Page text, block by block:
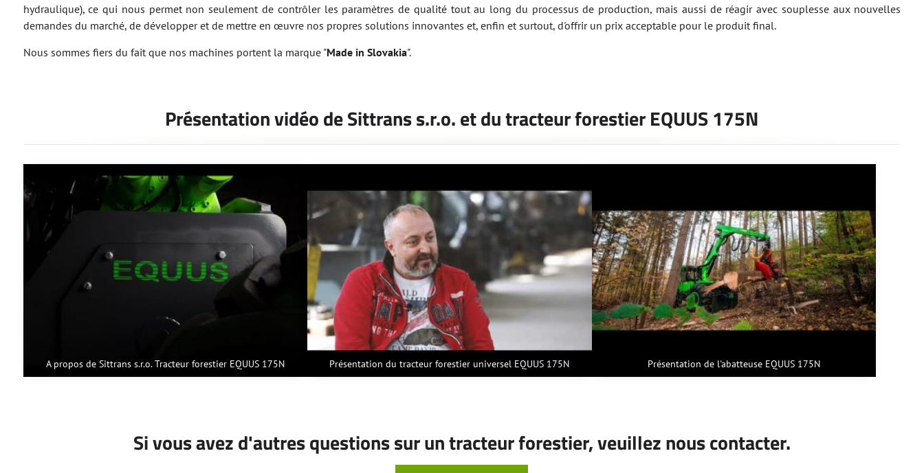
hydraulique), ce qui nous permet non seulement de contrôler les paramètres de qualité tout au long du processus de production, mais aussi de réagir avec souplesse aux nouvelles
demandes du marché, de développer et de mettre en œuvre nos propres solutions innovantes et, enfin et surtout, d'offrir un prix acceptable pour le produit final.
Nous sommes fiers du fait que nos machines portent la marque "Made in Slovakia".
Présentation vidéo de Sittrans s.r.o. et du tracteur forestier EQUUS 175N
A propos de Sittrans s.r.o. Tracteur forestier EQUUS 175N Présentation du tracteur forestier universel EQUUS 175N Présentation de l'abatteuse EQUUS 175N
Si vous avez d'autres questions sur un tracteur forestier, veuillez nous contacter.